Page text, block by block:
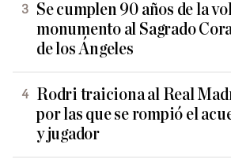
Se cumplen 90 años de la
monumento al Sagrado
de los Ángeles
Rodri traiciona al Real
por las que se rompió el
y jugador